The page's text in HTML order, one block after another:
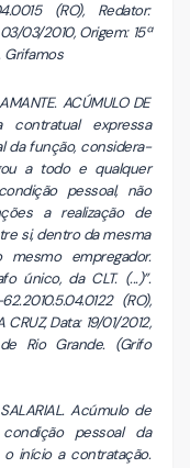
(RO), Redator:
03/2010, Origem: 15ª
Grifamos
ACÚMULO DE
contratual expressa
da função, considera-
a todo e qualquer
pessoal, não
a realização de
si, dentro da mesma
empregador.
único, da CLT. (...)”.
(RO),
Data: 19/01/2012,
Rio Grande. (Grifo
SALARIAL. Acúmulo de
pessoal da
início a contratação.